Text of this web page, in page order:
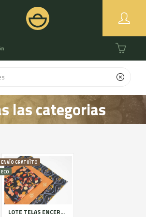
las categorias
ENVÍO GRATUÏTO
ECO
LOTE TELAS ENCERADAS 3u tallas S, M y L